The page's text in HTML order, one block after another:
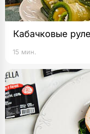
Кабачковые
15 мин.